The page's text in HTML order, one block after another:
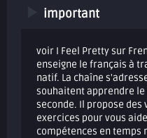
important
voir I Feel Pretty sur
enseigne le français à
natif. La chaîne
souhaitent apprendre
seconde. Il propose des
exercices pour vous
compétences en temps